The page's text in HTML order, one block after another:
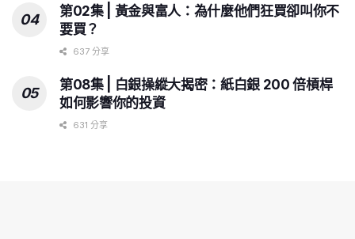
第02集 | 黃金與富人：為什麼他們狂買卻叫你不
要買？
637 分享
第08集 | 白銀操縱大揭密：紙白銀 200 倍槓桿
如何影響你的投資
631 分享